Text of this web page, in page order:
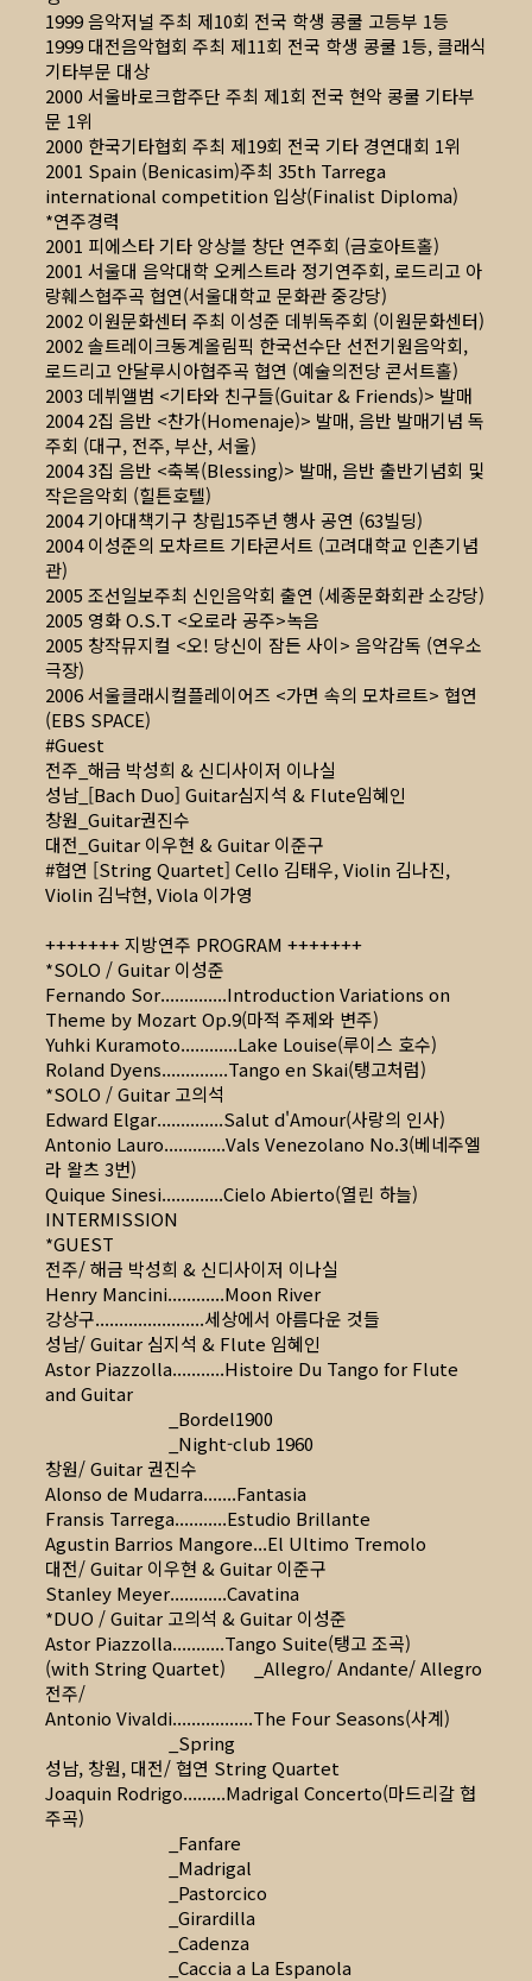
1999 음악저널 주최 제10회 전국 학생 콩쿨 고등부 1등
1999 대전음악협회 주최 제11회 전국 학생 콩쿨 1등, 클래식
기타부문 대상
2000 서울바로크합주단 주최 제1회 전국 현악 콩쿨 기타부
문 1위
2000 한국기타협회 주최 제19회 전국 기타 경연대회 1위
2001 Spain (Benicasim)주최 35th Tarrega
international competition 입상(Finalist Diploma)
*연주경력
2001 피에스타 기타 앙상블 창단 연주회 (금호아트홀)
2001 서울대 음악대학 오케스트라 정기연주회, 로드리고 아
랑훼스협주곡 협연(서울대학교 문화관 중강당)
2002 이원문화센터 주최 이성준 데뷔독주회 (이원문화센터)
2002 솔트레이크동계올림픽 한국선수단 선전기원음악회,
로드리고 안달루시아협주곡 협연 (예술의전당 콘서트홀)
2003 데뷔앨범 <기타와 친구들(Guitar & Friends)> 발매
2004 2집 음반 <찬가(Homenaje)> 발매, 음반 발매기념 독
주회 (대구, 전주, 부산, 서울)
2004 3집 음반 <축복(Blessing)> 발매, 음반 출반기념회 및
작은음악회 (힐튼호텔)
2004 기아대책기구 창립15주년 행사 공연 (63빌딩)
2004 이성준의 모차르트 기타콘서트 (고려대학교 인촌기념
관)
2005 조선일보주최 신인음악회 출연 (세종문화회관 소강당)
2005 영화 O.S.T <오로라 공주>녹음
2005 창작뮤지컬 <오! 당신이 잠든 사이> 음악감독 (연우소
극장)
2006 서울클래시컬플레이어즈 <가면 속의 모차르트> 협연
(EBS SPACE)
#Guest
전주_해금 박성희 & 신디사이저 이나실
성남_[Bach Duo] Guitar심지석 & Flute임혜인
창원_Guitar권진수
대전_Guitar 이우현 & Guitar 이준구
#협연 [String Quartet] Cello 김태우, Violin 김나진,
Violin 김낙현, Viola 이가영
+++++++ 지방연주 PROGRAM +++++++
*SOLO / Guitar 이성준
Fernando Sor..............Introduction Variations on
Theme by Mozart Op.9(마적 주제와 변주)
Yuhki Kuramoto............Lake Louise(루이스 호수)
Roland Dyens..............Tango en Skai(탱고처럼)
*SOLO / Guitar 고의석
Edward Elgar..............Salut d'Amour(사랑의 인사)
Antonio Lauro.............Vals Venezolano No.3(베네주엘
라 왈츠 3번)
Quique Sinesi.............Cielo Abierto(열린 하늘)
INTERMISSION
*GUEST
전주/ 해금 박성희 & 신디사이저 이나실
Henry Mancini............Moon River
강상구.......................세상에서 아름다운 것들
성남/ Guitar 심지석 & Flute 임혜인
Astor Piazzolla...........Histoire Du Tango for Flute
and Guitar
_Bordel1900
_Night-club 1960
창원/ Guitar 권진수
Alonso de Mudarra.......Fantasia
Fransis Tarrega...........Estudio Brillante
Agustin Barrios Mangore...El Ultimo Tremolo
대전/ Guitar 이우현 & Guitar 이준구
Stanley Meyer............Cavatina
*DUO / Guitar 고의석 & Guitar 이성준
Astor Piazzolla...........Tango Suite(탱고 조곡)
(with String Quartet) _Allegro/ Andante/ Allegro
전주/
Antonio Vivaldi.................The Four Seasons(사계)
_Spring
성남, 창원, 대전/ 협연 String Quartet
Joaquin Rodrigo.........Madrigal Concerto(마드리갈 협
주곡)
_Fanfare
_Madrigal
_Pastorcico
_Girardilla
_Cadenza
_Caccia a La Espanola